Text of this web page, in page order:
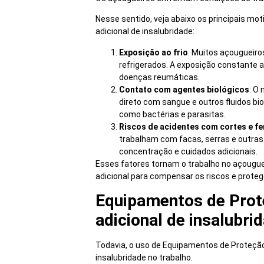
Nesse sentido, veja abaixo os principais
adicional de insalubridade:
Exposição ao frio: Muitos
refrigerados. A exposição constante
doenças reumáticas.
Contato com agentes biológicos: O
direto com sangue e outros fluidos
como bactérias e parasitas.
Riscos de acidentes com cortes e
trabalham com facas, serras e
concentração e cuidados adicionais.
Esses fatores tornam o trabalho no
adicional para compensar os riscos e
Equipamentos de
adicional de
Todavia, o uso de Equipamentos de
insalubridade no trabalho.